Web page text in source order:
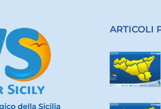
ARTICOLI